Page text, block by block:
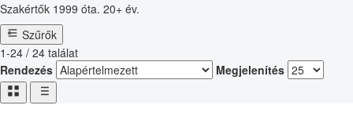
Szakértők 1999 óta. 20+ év.
Szűrők
1-24 / 24 találat
Rendezés
Megjelenítés